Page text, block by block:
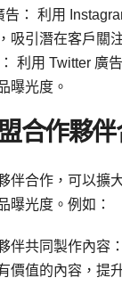
告： 利用
吸引潛在客戶關
利用 Twitter 廣
曝光度。
合作夥
伴合作，可以擴
曝光度。例如：
伴共同製作內容
價值的內容，提